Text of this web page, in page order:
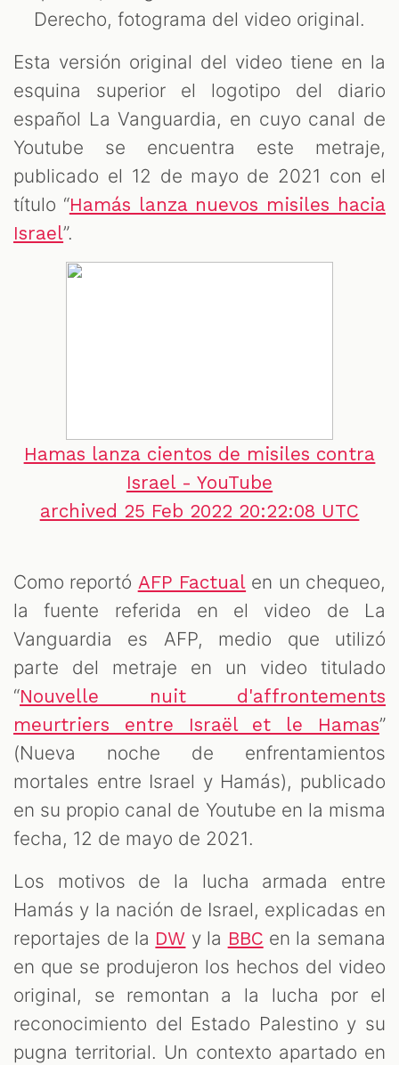
Derecho, fotograma del video original.
Esta versión original del video tiene en la
esquina superior el logotipo del diario
español La Vanguardia, en cuyo canal de
Youtube se encuentra este metraje,
publicado el 12 de mayo de 2021 con el
título “Hamás lanza nuevos misiles hacia
Israel”.
Hamas lanza cientos de misiles contra
Israel - YouTube
archived 25 Feb 2022 20:22:08 UTC
Como reportó AFP Factual en un chequeo,
la fuente referida en el video de La
Vanguardia es AFP, medio que utilizó
parte del metraje en un video titulado
“Nouvelle nuit d'affrontements
meurtriers entre Israël et le Hamas”
(Nueva noche de enfrentamientos
mortales entre Israel y Hamás), publicado
en su propio canal de Youtube en la misma
fecha, 12 de mayo de 2021.
Los motivos de la lucha armada entre
Hamás y la nación de Israel, explicadas en
reportajes de la DW y la BBC en la semana
en que se produjeron los hechos del video
original, se remontan a la lucha por el
reconocimiento del Estado Palestino y su
pugna territorial. Un contexto apartado en